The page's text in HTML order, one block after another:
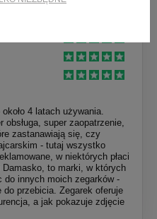
4 latach używania.
super zaopatrzenie,
zastanawiają się, czy
- tutaj wszystko
w niektórych płaci
Damasko, to marki, w których
do innych moich zegarków -
przebicia. Zegarek oferuje
a jak pokazuje zdjęcie